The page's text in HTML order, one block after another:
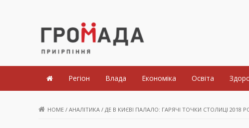
Громада Приірпіння
Регіон Влада Економіка Освіта
HOME / АНАЛІТИКА / ДЕ В КИЄВІ ПАЛАЛО: ГАРЯЧІ ТОЧКИ СТОЛИЦІ 2018